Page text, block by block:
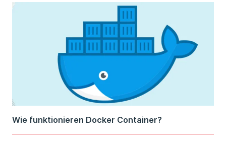
Wie funktionieren Docker Container?